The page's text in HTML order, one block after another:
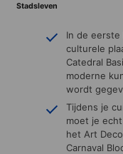
Stadsleven
In de eerste
culturele
Catedral
moderne
wordt
Tijdens je
moet je
het Art
Carnaval